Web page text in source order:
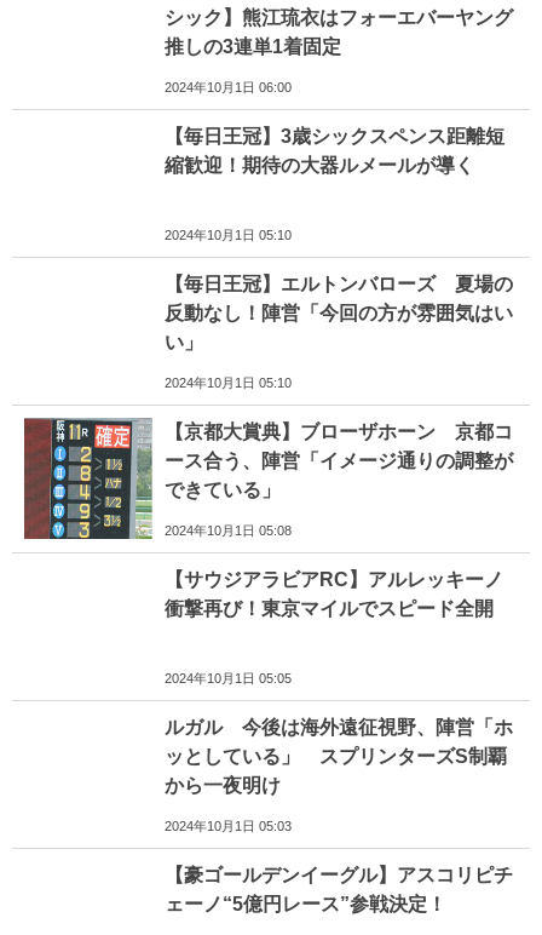
シック】熊江琉衣はフォーエバーヤング
推しの3連単1着固定
2024年10月1日 06:00
【毎日王冠】3歳シックスペンス距離短
縮歓迎！期待の大器ルメールが導く
2024年10月1日 05:10
【毎日王冠】エルトンバローズ 夏場の
反動なし！陣営「今回の方が雰囲気はい
い」
2024年10月1日 05:10
【京都大賞典】ブローザホーン 京都コ
ース合う、陣営「イメージ通りの調整が
できている」
2024年10月1日 05:08
【サウジアラビアRC】アルレッキーノ
衝撃再び！東京マイルでスピード全開
2024年10月1日 05:05
ルガル 今後は海外遠征視野、陣営「ホ
ッとしている」 スプリンターズS制覇
から一夜明け
2024年10月1日 05:03
【豪ゴールデンイーグル】アスコリピチ
ェーノ“5億円レース”参戦決定！